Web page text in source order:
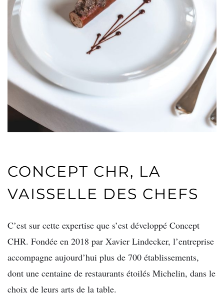
CONCEPT CHR, LA
VAISSELLE DES CHEFS
C’est sur cette expertise que s’est développé Concept
CHR. Fondée en 2018 par Xavier Lindecker, l’entreprise
accompagne aujourd’hui plus de 700 établissements,
dont une centaine de restaurants étoilés Michelin, dans le
choix de leurs arts de la table.